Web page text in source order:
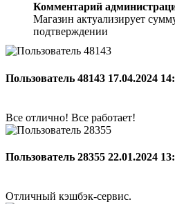
Комментарий
Магазин актуализирует
подтверждении
Пользователь 48143 17.04.2024
Все отлично! Все работает!
Пользователь 28355 22.01.2024
Отличный кэшбэк-сервис.